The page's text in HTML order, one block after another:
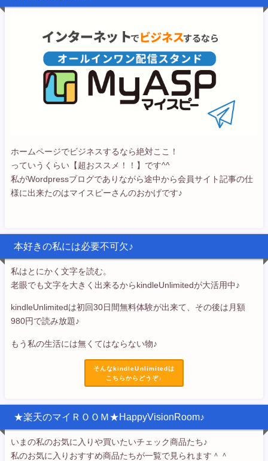
ホームページでビジネスするなら絶対ここ！
っていうくらい【超おススメ！！】です^^
私がWordpressブログでありながら途中から会員サイト記事の仕
様に出来たのはマイスピーさんのおかげです♪
本好きの私には必要不可欠♪
私はとにかく文字を読む。
老眼でも文字を大きく出来るからkindleUnlimitedが大活用中♪
kindleUnlimitedは初回30日間無料体験が出来て、その後は月額
980円で読み放題♪
もう私の生活には無くてはならない物♪
そんなkindleUnlimitedは
こちらからどうぞ♪
★楽天のマイＲＯＯＭ★HappyVisionRoom♪
いまの私のお気に入りや買いたいチェック商品たち♪
私のお気に入りおすすめ商品たちが一覧で見られます＾＾